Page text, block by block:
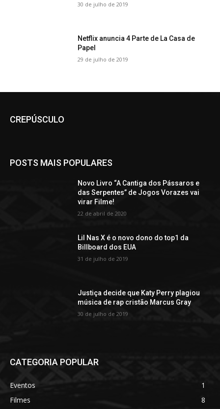
30 de julho de 2019
Netflix anuncia 4 Parte de La Casa de
Papel
29 de julho de 2019
CREPÚSCULO
POSTS MAIS POPULARES
Novo Livro “A Cantiga dos Pássaros e
das Serpentes” de Jogos Vorazes vai
virar Filme!
22 de abril de 2020
Lil Nas X é o novo dono do top1 da
Billboard dos EUA
31 de julho de 2019
Justiça decide que Katy Perry plagiou
música de rap cristão Marcus Gray
30 de julho de 2019
CATEGORIA POPULAR
Eventos
1
Filmes
8